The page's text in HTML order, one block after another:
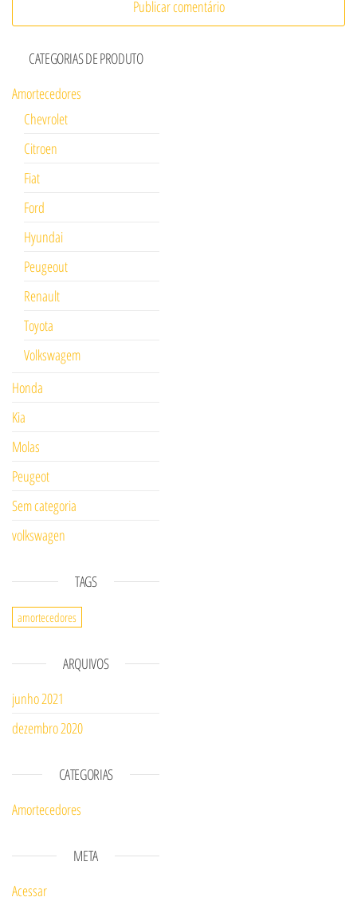
CATEGORIAS DE PRODUTO
Amortecedores
Chevrolet
Citroen
Fiat
Ford
Hyundai
Peugeout
Renault
Toyota
Volkswagem
Honda
Kia
Molas
Peugeot
Sem categoria
volkswagen
TAGS
amortecedores
ARQUIVOS
junho 2021
dezembro 2020
CATEGORIAS
Amortecedores
META
Acessar